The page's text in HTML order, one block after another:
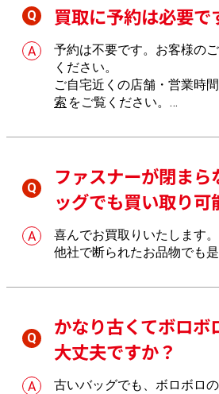
買取に予約は必要で
予約は不要です。お客様の
ください。
ご自宅近くの店舗・営業時
索 をご覧ください。
いただけます。
ファスナーが閉ま
ッグでも買い取り可
喜んでお買取りいたします。
他社で断られたお品物でも
かなり古くてボロボ
大丈夫ですか？
古いバッグでも、ボロボロ